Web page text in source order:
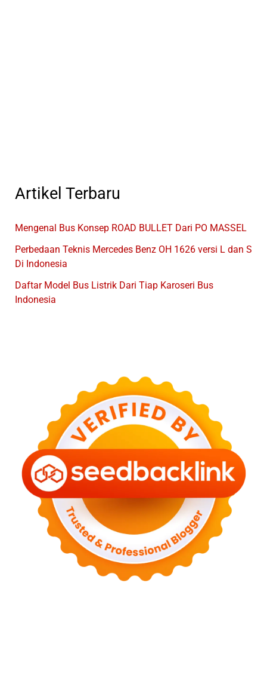
Artikel Terbaru
Mengenal Bus Konsep ROAD BULLET Dari PO MASSEL
Perbedaan Teknis Mercedes Benz OH 1626 versi L dan S
Di Indonesia
Daftar Model Bus Listrik Dari Tiap Karoseri Bus
Indonesia